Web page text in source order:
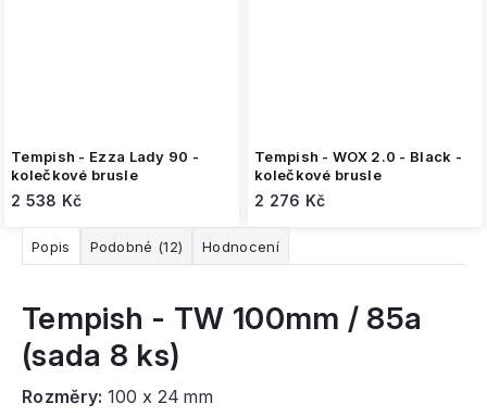
Tempish - Ezza Lady 90 -
kolečkové brusle
2 538 Kč
Tempish - WOX 2.0 - Black -
kolečkové brusle
2 276 Kč
Popis Podobné (12) Hodnocení
Tempish - TW 100mm / 85a
(sada 8 ks)
Rozměry: 100 x 24 mm